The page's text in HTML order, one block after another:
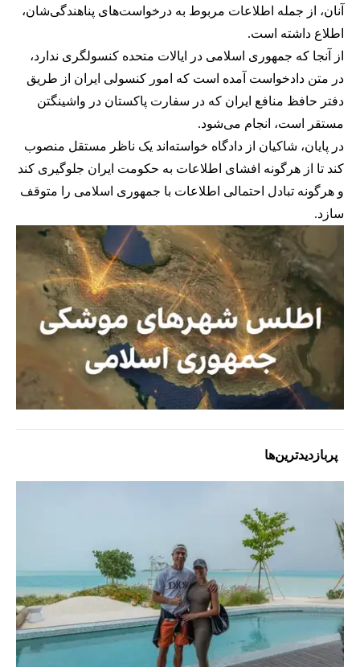
آنان، از جمله اطلاعات مربوط به درخواست‌های پناهندگی‌شان،
اطلاع داشته است.
از آنجا که جمهوری اسلامی در ایالات متحده کنسولگری ندارد،
در متن دادخواست آمده است که امور کنسولی ایران از طریق
دفتر حافظ منافع ایران که در سفارت پاکستان در واشینگتن
مستقر است، انجام می‌شود.
در پایان، شاکیان از دادگاه خواسته‌اند یک ناظر مستقل منصوب
کند تا از هرگونه افشای اطلاعات به حکومت ایران جلوگیری کند
و هرگونه تبادل احتمالی اطلاعات با جمهوری اسلامی را متوقف
سازد.
پربازدیدترین‌ها